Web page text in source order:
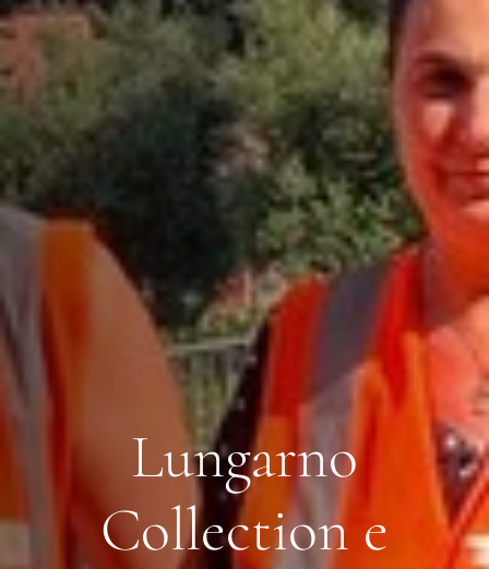
Lungarno
Collection e